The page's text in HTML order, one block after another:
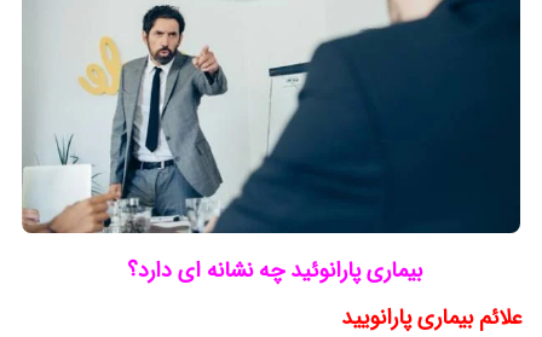
بیماری پارانوئید چه نشانه ای دارد؟
علائم بیماری پارانویید